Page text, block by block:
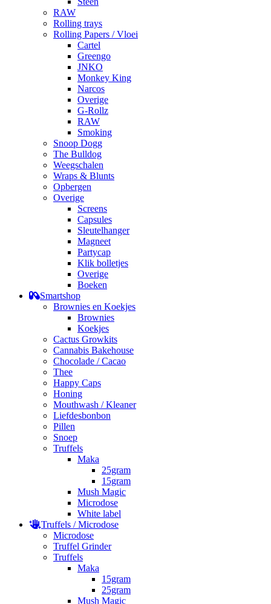
RAW
Rolling trays
Rolling Papers / Vloei
Cartel
Greengo
JNKO
Monkey King
Narcos
Overige
G-Rollz
RAW
Smoking
Snoop Dogg
The Bulldog
Weegschalen
Wraps & Blunts
Opbergen
Overige
Screens
Capsules
Sleutelhanger
Magneet
Partycap
Klik bolletjes
Overige
Boeken
Smartshop
Brownies en Koekjes
Brownies
Koekjes
Cactus Growkits
Cannabis Bakehouse
Chocolade / Cacao
Thee
Happy Caps
Honing
Mouthwash / Kleaner
Liefdesbonbon
Pillen
Snoep
Truffels
Maka
25gram
15gram
Mush Magic
Microdose
White label
Truffels / Microdose
Microdose
Truffel Grinder
Truffels
Maka
15gram
25gram
Mush Magic